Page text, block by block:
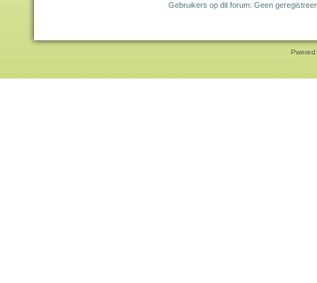
Gebruikers op dit forum: Geen